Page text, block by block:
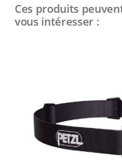
Ces produits
vous intéresser :